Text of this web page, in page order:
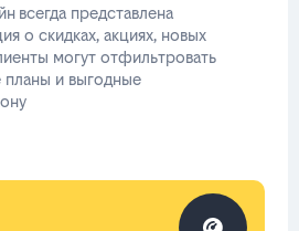
всегда представлена
о скидках, акциях, новых
могут отфильтровать
и выгодные